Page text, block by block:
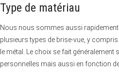
Type de matériau
Nous nous sommes aussi rapidement
plusieurs types de brise-vue, y compris
le métal. Le choix se fait généralement
personnelles mais aussi en fonction